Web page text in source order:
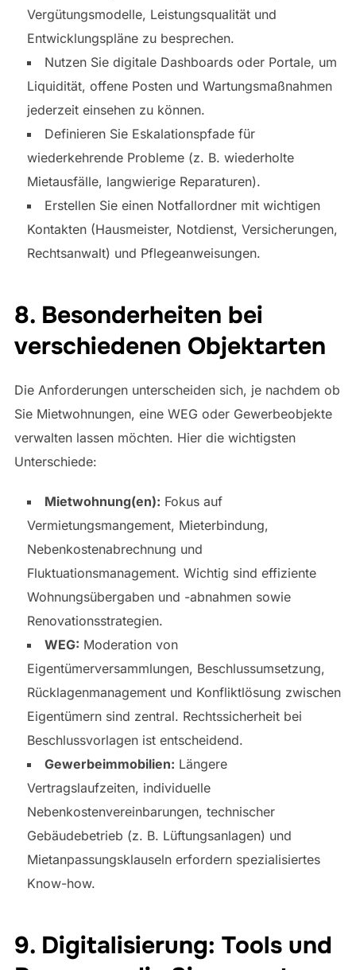
Vergütungsmodelle, Leistungsqualität und
Entwicklungspläne zu besprechen.
Nutzen Sie digitale Dashboards oder Portale, um
Liquidität, offene Posten und Wartungsmaßnahmen
jederzeit einsehen zu können.
Definieren Sie Eskalationspfade für
wiederkehrende Probleme (z. B. wiederholte
Mietausfälle, langwierige Reparaturen).
Erstellen Sie einen Notfallordner mit wichtigen
Kontakten (Hausmeister, Notdienst, Versicherungen,
Rechtsanwalt) und Pflegeanweisungen.
8. Besonderheiten bei
verschiedenen Objektarten
Die Anforderungen unterscheiden sich, je nachdem ob
Sie Mietwohnungen, eine WEG oder Gewerbeobjekte
verwalten lassen möchten. Hier die wichtigsten
Unterschiede:
Mietwohnung(en): Fokus auf
Vermietungsmangement, Mieterbindung,
Nebenkostenabrechnung und
Fluktuationsmanagement. Wichtig sind effiziente
Wohnungsübergaben und -abnahmen sowie
Renovationsstrategien.
WEG: Moderation von
Eigentümerversammlungen, Beschlussumsetzung,
Rücklagenmanagement und Konfliktlösung zwischen
Eigentümern sind zentral. Rechtssicherheit bei
Beschlussvorlagen ist entscheidend.
Gewerbeimmobilien: Längere
Vertragslaufzeiten, individuelle
Nebenkostenvereinbarungen, technischer
Gebäudebetrieb (z. B. Lüftungsanlagen) und
Mietanpassungsklauseln erfordern spezialisiertes
Know-how.
9. Digitalisierung: Tools und